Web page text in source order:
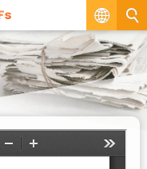
繁
EN